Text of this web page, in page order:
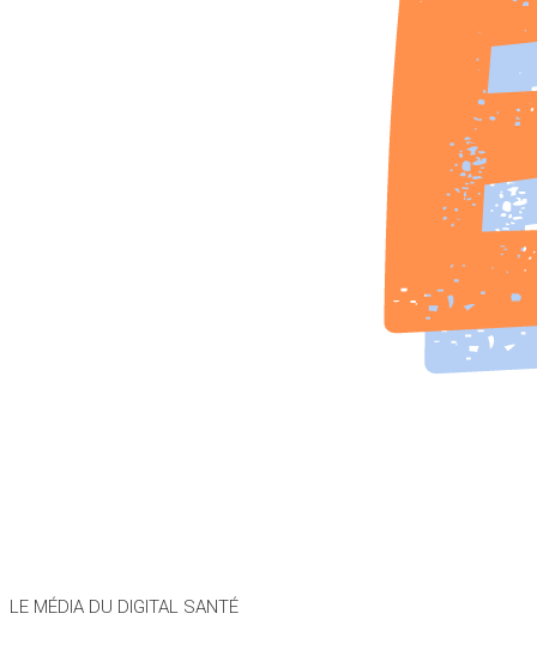
LE MÉDIA DU DIGITAL SANTÉ